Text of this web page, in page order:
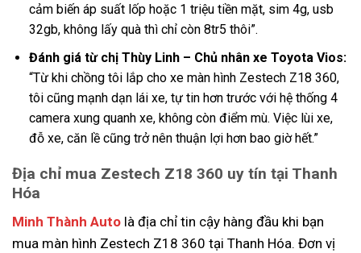
cảm biến áp suất lốp hoặc 1 triệu tiền mặt, sim 4g, usb
32gb, không lấy quà thì chỉ còn 8tr5 thôi”.
Đánh giá từ chị Thùy Linh – Chủ nhân xe Toyota Vios:
“Từ khi chồng tôi lắp cho xe màn hình Zestech Z18 360,
tôi cũng mạnh dạn lái xe, tự tin hơn trước với hệ thống 4
camera xung quanh xe, không còn điểm mù. Việc lùi xe,
đỗ xe, căn lề cũng trở nên thuận lợi hơn bao giờ hết.”
Địa chỉ mua Zestech Z18 360 uy tín tại Thanh
Hóa
Minh Thành Auto là địa chỉ tin cậy hàng đầu khi bạn
mua màn hình Zestech Z18 360 tại Thanh Hóa. Đơn vị